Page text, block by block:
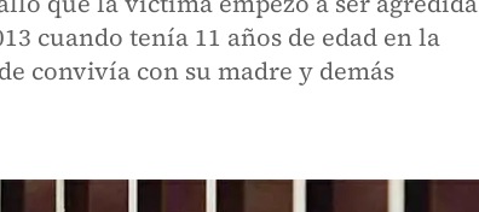
cuando tenía 11 años de edad en la
convivía con su madre y demás